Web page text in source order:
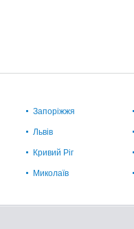
Запоріжжя
Львів
Кривий Ріг
Миколаїв